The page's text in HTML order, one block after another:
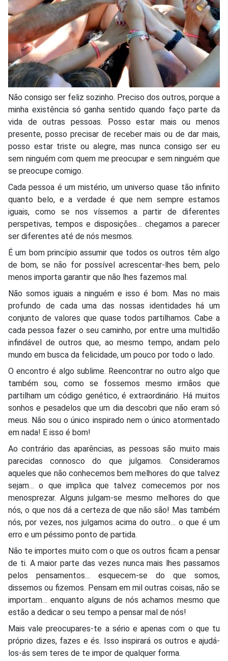
Não consigo ser feliz sozinho. Preciso dos outros, porque a
minha existência só ganha sentido quando faço parte da
vida de outras pessoas. Posso estar mais ou menos
presente, posso precisar de receber mais ou de dar mais,
posso estar triste ou alegre, mas nunca consigo ser eu
sem ninguém com quem me preocupar e sem ninguém que
se preocupe comigo.
Cada pessoa é um mistério, um universo quase tão infinito
quanto belo, e a verdade é que nem sempre estamos
iguais, como se nos víssemos a partir de diferentes
perspetivas, tempos e disposições… chegamos a parecer
ser diferentes até de nós mesmos.
É um bom princípio assumir que todos os outros têm algo
de bom, se não for possível acrescentar-lhes bem, pelo
menos importa garantir que não lhes fazemos mal.
Não somos iguais a ninguém e isso é bom. Mas no mais
profundo de cada uma das nossas identidades há um
conjunto de valores que quase todos partilhamos. Cabe a
cada pessoa fazer o seu caminho, por entre uma multidão
infindável de outros que, ao mesmo tempo, andam pelo
mundo em busca da felicidade, um pouco por todo o lado.
O encontro é algo sublime. Reencontrar no outro algo que
também sou, como se fossemos mesmo irmãos que
partilham um código genético, é extraordinário. Há muitos
sonhos e pesadelos que um dia descobri que não eram só
meus. Não sou o único inspirado nem o único atormentado
em nada! E isso é bom!
Ao contrário das aparências, as pessoas são muito mais
parecidas connosco do que julgamos. Consideramos
aqueles que não conhecemos bem melhores do que talvez
sejam… o que implica que talvez comecemos por nos
menosprezar. Alguns julgam-se mesmo melhores do que
nós, o que nos dá a certeza de que não são! Mas também
nós, por vezes, nos julgamos acima do outro… o que é um
erro e um péssimo ponto de partida.
Não te importes muito com o que os outros ficam a pensar
de ti. A maior parte das vezes nunca mais lhes passamos
pelos pensamentos… esquecem-se do que somos,
dissemos ou fizemos. Pensam em mil outras coisas, não se
importam… enquanto alguns de nós achamos mesmo que
estão a dedicar o seu tempo a pensar mal de nós!
Mais vale preocupares-te a sério e apenas com o que tu
próprio dizes, fazes e és. Isso inspirará os outros e ajudá-
los-ás sem teres de te impor de qualquer forma.